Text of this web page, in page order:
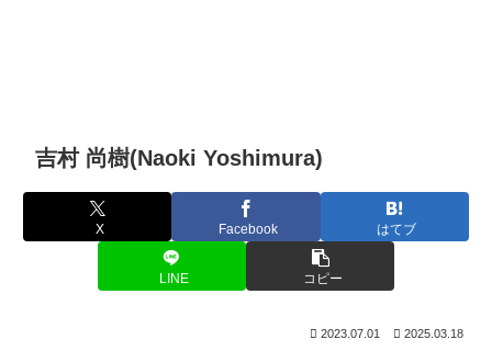
吉村 尚樹(Naoki Yoshimura)
X Facebook はてブ
LINE コピー
2023.07.01 2025.03.18